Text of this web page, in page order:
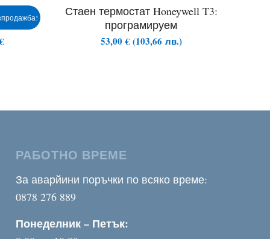
€
Стаен термостат Honeywell T3:
програмируем
53,00€(103,66 лв.)
РАБОТНО ВРЕМЕ
За аварйини поръчки по всяко време:
0878 276 889
Понеделник – Петък: